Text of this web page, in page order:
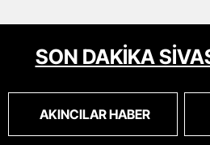
SON DAKİKA
AKINCILAR HABER